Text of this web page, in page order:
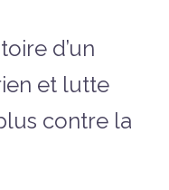
d’un
et lutte
contre la